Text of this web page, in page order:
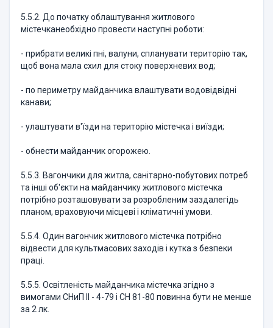
5.5.2. До початку облаштування житлового
містечканеобхідно провести наступні роботи:
- прибрати великі пні, валуни, спланувати територію так,
щоб вона мала схил для стоку поверхневих вод;
- по периметру майданчика влаштувати водовідвідні
канави;
- улаштувати в'їзди на територію містечка і виїзди;
- обнести майданчик огорожею.
5.5.3. Вагончики для житла, санітарно-побутових потреб
та інші об'єкти на майданчику житлового містечка
потрібно розташовувати за розробленим заздалегідь
планом, враховуючи місцеві і кліматичні умови.
5.5.4. Один вагончик житлового містечка потрібно
відвести для культмасових заходів і кутка з безпеки
праці.
5.5.5. Освітленість майданчика містечка згідно з
вимогами СНиП ІІ - 4-79 і СН 81-80 повинна бути не менше
за 2 лк.